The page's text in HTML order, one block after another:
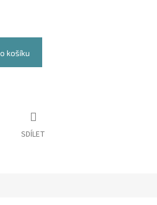
košíku
SDÍLET